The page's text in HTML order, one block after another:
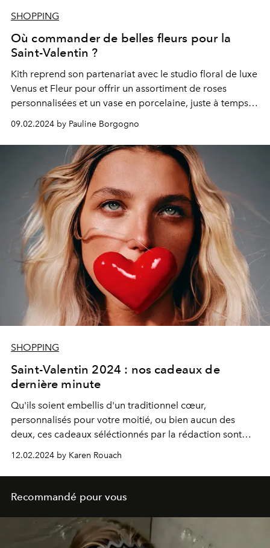
SHOPPING
Où commander de belles fleurs pour la
Saint-Valentin ?
Kith reprend son partenariat avec le studio floral de luxe
Venus et Fleur pour offrir un assortiment de roses
personnalisées et un vase en porcelaine, juste à temps
09.02.2024 by Pauline Borgogno
SHOPPING
Saint-Valentin 2024 : nos cadeaux de
dernière minute
Qu'ils soient embellis d'un traditionnel cœur,
personnalisés pour votre moitié, ou bien aucun des
deux, ces cadeaux séléctionnés par la rédaction sont
12.02.2024 by Karen Rouach
Recommandé pour vous